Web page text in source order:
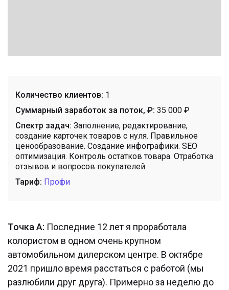
Количество клиентов: 1
Суммарный заработок за поток, ₽: 35 000 ₽
Спектр задач: Заполнение, редактирование,
создание карточек товаров с нуля. Правильное
ценообразование. Создание инфографики. SEO
оптимизация. Контроль остатков товара. Отработка
отзывов и вопросов покупателей
Тариф: Профи
Точка А: Последние 12 лет я проработала
колористом в одном очень крупном
автомобильном дилерском центре. В октябре
2021 пришло время расстаться с работой (мы
разлюбили друг друга). Примерно за неделю до